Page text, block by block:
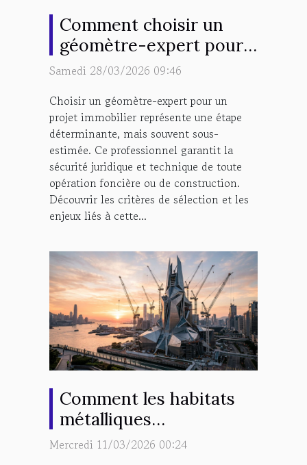
Comment choisir un
géomètre-expert pour
votre projet immobilier
Samedi 28/03/2026 09:46
Choisir un géomètre-expert pour un
projet immobilier représente une étape
déterminante, mais souvent sous-
estimée. Ce professionnel garantit la
sécurité juridique et technique de toute
opération foncière ou de construction.
Découvrir les critères de sélection et les
enjeux liés à cette...
Comment les habitats
métalliques
révolutionnent-ils la
Mercredi 11/03/2026 00:24